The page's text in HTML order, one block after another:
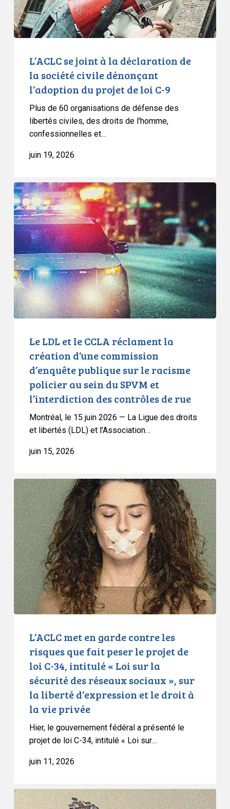
société
civile
projet
L’ACLC se joint à la déclaration de
la société civile dénonçant
l’adoption du projet de loi C-9
Plus de 60 organisations de défense des
libertés civiles, des droits de l'homme,
confessionnelles et…
juin 19, 2026
Le
LDL
et
le
CCLA
réclament
la
création
d’une
commission
d’enquête
racisme
policier
des
contrôles
de
rue
Le LDL et le CCLA réclament la
création d’une commission
d’enquête publique sur le racisme
policier au sein du SPVM et
l’interdiction des contrôles de rue
Montréal, le 15 juin 2026 — La Ligue des droits
et libertés (LDL) et l’Association…
juin 15, 2026
L’ACLC
met
en
garde
contre
les
risques
que
fait
peser
intitulé
sécurité
réseaux
sociaux
L’ACLC met en garde contre les
risques que fait peser le projet de
loi C-34, intitulé « Loi sur la
sécurité des réseaux sociaux », sur
la liberté d’expression et le droit à
la vie privée
Hier, le gouvernement fédéral a présenté le
projet de loi C-34, intitulé « Loi sur…
juin 11, 2026
L’ACLC